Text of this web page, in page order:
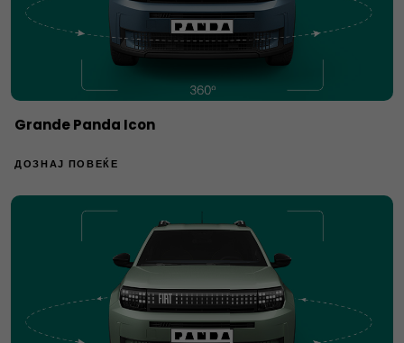
Grande Panda Icon
ДОЗНАЈ ПОВЕЌЕ